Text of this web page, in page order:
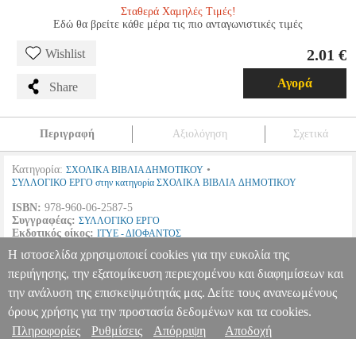
Σταθερά Χαμηλές Τιμές!
Εδώ θα βρείτε κάθε μέρα τις πιο ανταγωνιστικές τιμές
Wishlist
Share
2.01 €
Αγορά
Περιγραφή Αξιολόγηση Σχετικά
Κατηγορία: ΣΧΟΛΙΚΑ ΒΙΒΛΙΑ ΔΗΜΟΤΙΚΟΥ •
ΣΥΛΛΟΓΙΚΟ ΕΡΓΟ στην κατηγορία ΣΧΟΛΙΚΑ ΒΙΒΛΙΑ ΔΗΜΟΤΙΚΟΥ
ISBN: 978-960-06-2587-5
Συγγραφέας: ΣΥΛΛΟΓΙΚΟ ΕΡΓΟ
Εκδοτικός οίκος: ΙΤΥΕ - ΔΙΟΦΑΝΤΟΣ
Διαστάσεις:21Χ28
Ημερομηνία Έκδοσης: Ιούνιος 2018
ΚΟΙΝΩΝΙΚΗ ΚΑΙ ΠΟΛΙΤΙΚΗ ΑΓΩΓΗ Ε ΔΗΜΟΤΙΚΟΥ (10-0203)
BKS.0067089 BKS.0067089 ΣΥΛΛΟΓΙΚΟ ΕΡΓΟ ΣΥΛΛΟΓΙΚΟ
ΕΡΓΟ
ΣΧΟΛΙΚΑ ΒΙΒΛΙΑ ΔΗΜΟΤΙΚΟΥ
Κατηγορία: ΣΧΟΛΙΚΑ
Πληροφορίες & Υπηρεσίες >
Η ιστοσελίδα χρησιμοποιεί cookies για την ευκολία της
περιήγησης, την εξατομίκευση περιεχομένου και διαφημίσεων και
την ανάλυση της επισκεψιμότητάς μας. Δείτε τους ανανεωμένους
όρους χρήσης για την προστασία δεδομένων και τα cookies.
Πληροφορίες
Ρυθμίσεις Απόρριψη Αποδοχή